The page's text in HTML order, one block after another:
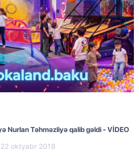
Nurlan Təhməzliyə qalib gəldi - VİDEO
22 oktyabr 2018